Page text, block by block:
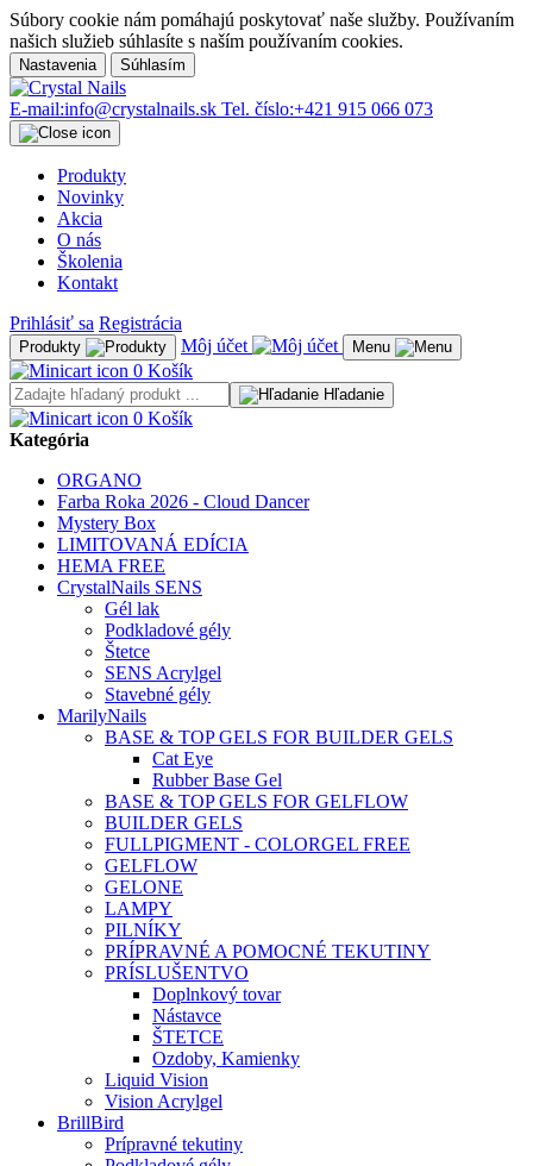
Súbory cookie nám pomáhajú poskytovať naše služby. Používaním
našich služieb súhlasíte s naším používaním cookies.
Nastavenia Súhlasím
E-mail:info@crystalnails.sk Tel. číslo:+421 915 066 073
Produkty
Novinky
Akcia
O nás
Školenia
Kontakt
Prihlásiť sa Registrácia
Produkty Môj účet Menu
0 Košík
Hľadanie
0 Košík
Kategória
ORGANO
Farba Roka 2026 - Cloud Dancer
Mystery Box
LIMITOVANÁ EDÍCIA
HEMA FREE
CrystalNails SENS
Gél lak
Podkladové gély
Štetce
SENS Acrylgel
Stavebné gély
MarilyNails
BASE & TOP GELS FOR BUILDER GELS
Cat Eye
Rubber Base Gel
BASE & TOP GELS FOR GELFLOW
BUILDER GELS
FULLPIGMENT - COLORGEL FREE
GELFLOW
GELONE
LAMPY
PILNÍKY
PRÍPRAVNÉ A POMOCNÉ TEKUTINY
PRÍSLUŠENTVO
Doplnkový tovar
Nástavce
ŠTETCE
Ozdoby, Kamienky
Liquid Vision
Vision Acrylgel
BrillBird
Prípravné tekutiny